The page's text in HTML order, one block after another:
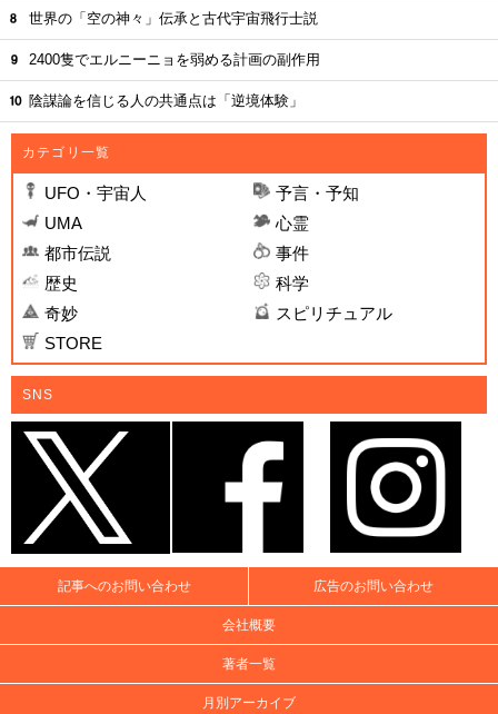
世界の「空の神々」伝承と古代宇宙飛行士説
2400隻でエルニーニョを弱める計画の副作用
陰謀論を信じる人の共通点は「逆境体験」
カテゴリ一覧
UFO・宇宙人
予言・予知
UMA
心霊
都市伝説
事件
歴史
科学
奇妙
スピリチュアル
STORE
SNS
記事へのお問い合わせ 広告のお問い合わせ
会社概要
著者一覧
月別アーカイブ